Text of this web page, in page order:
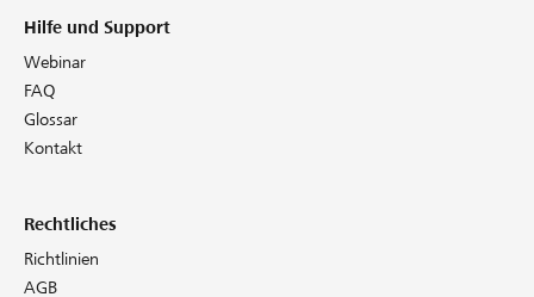
Hilfe und Support
Webinar
FAQ
Glossar
Kontakt
Rechtliches
Richtlinien
AGB